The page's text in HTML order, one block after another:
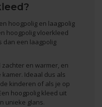
hoogpolig en laagpolig
hoogpolig vloerkleed
dan een laagpolig
en warmer, en
Ideaal dus als
kinderen of als je op
hoogpolig kleed uit
unieke glans.